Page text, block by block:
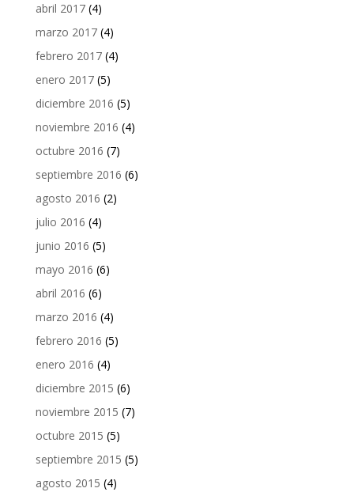
abril 2017(4)
marzo 2017(4)
febrero 2017(4)
enero 2017(5)
diciembre 2016 (5)
noviembre 2016 (4)
octubre 2016 (7)
septiembre 2016 (6)
agosto 2016 (2)
julio 2016 (4)
junio 2016 (5)
mayo 2016 (6)
abril 2016 (6)
marzo 2016 (4)
febrero 2016 (5)
enero 2016 (4)
diciembre 2015 (6)
noviembre 2015 (7)
octubre 2015 (5)
septiembre 2015 (5)
agosto 2015 (4)